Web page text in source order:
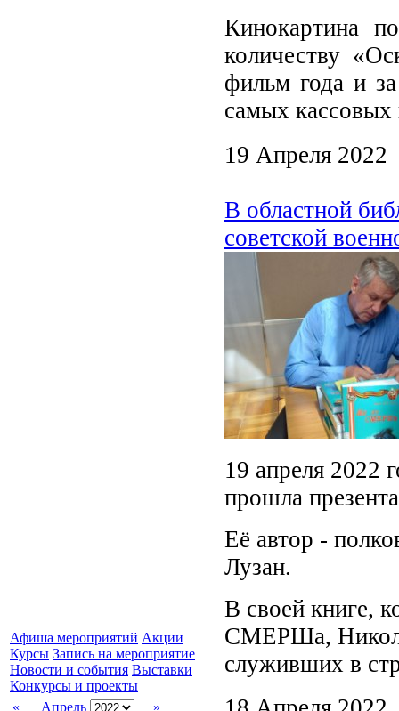
Афиша мероприятий Акции
Курсы Запись на мероприятие
Новости и события Выставки
Конкурсы и проекты
«
Апрель
»
Кинокартина
количеству
фильм года и
самых кассовых
19 Апреля 2022
В областной
советской
19 апреля 2022
прошла
Её автор -
Лузан.
В своей книге,
СМЕРШа,
служивших в